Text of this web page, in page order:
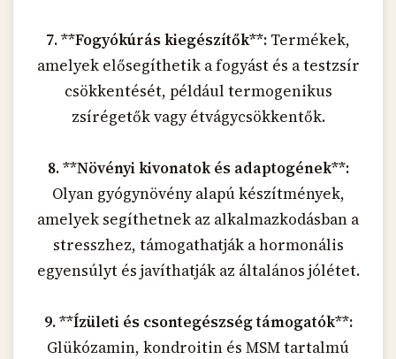
7. **Fogyókúrás kiegészítők**: Termékek,
amelyek elősegíthetik a fogyást és a testzsír
csökkentését, például termogenikus
zsírégetők vagy étvágycsökkentők.
8. **Növényi kivonatok és adaptogének**:
Olyan gyógynövény alapú készítmények,
amelyek segíthetnek az alkalmazkodásban a
stresszhez, támogathatják a hormonális
egyensúlyt és javíthatják az általános jólétet.
9. **Ízületi és csontegészség támogatók**:
Glükózamin, kondroitin és MSM tartalmú